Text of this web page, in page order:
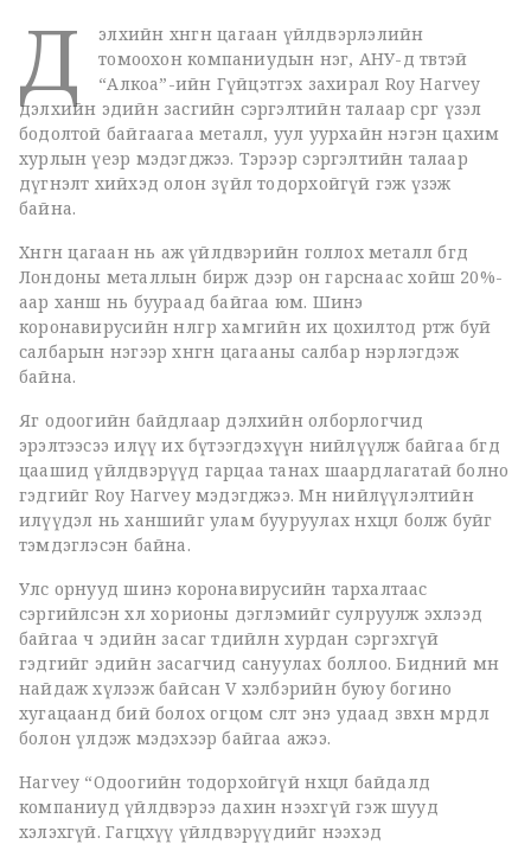
Д
элхийн хөнгөн цагаан үйлдвэрлэлийн
томоохон компаниудын нэг, АНУ-д төвтэй
“Алкоа”-ийн Гүйцэтгэх захирал Roy Harvey
дэлхийн эдийн засгийн сэргэлтийн талаар сөрөг үзэл
бодолтой байгаагаа металл, уул уурхайн нэгэн цахим
хурлын үеэр мэдэгджээ. Тэрээр сэргэлтийн талаар
дүгнэлт хийхэд олон зүйл тодорхойгүй гэж үзэж
байна.
Хөнгөн цагаан нь аж үйлдвэрийн голлох металл бөгөөд
Лондоны металлын бирж дээр он гарснаас хойш 20%-
аар ханш нь буураад байгаа юм. Шинэ
коронавирусийн нөлөөгөөр хамгийн их цохилтод өртөж буй
салбарын нэгээр хөнгөн цагааны салбар нэрлэгдэж
байна.
Яг одоогийн байдлаар дэлхийн олборлогчид
эрэлтээсээ илүү их бүтээгдэхүүн нийлүүлж байгаа бөгөөд
цаашид үйлдвэрүүд гарцаа танах шаардлагатай болно
гэдгийг Roy Harvey мэдэгджээ. Мөн нийлүүлэлтийн
илүүдэл нь ханшийг улам бууруулах нөхцөл болж буйг
тэмдэглэсэн байна.
Улс орнууд шинэ коронавирусийн тархалтаас
сэргийлсэн хөл хорионы дэглэмийг сулруулж эхлээд
байгаа ч эдийн засаг төдийлөн хурдан сэргэхгүй
гэдгийг эдийн засагчид сануулах боллоо. Бидний өмнө
найдаж хүлээж байсан V хэлбэрийн буюу богино
хугацаанд бий болох огцом өсөлт энэ удаад зөвхөн мөрөөдөл
болон үлдэж мэдэхээр байгаа ажээ.
Harvey “Одоогийн тодорхойгүй нөхцөл байдалд
компаниуд үйлдвэрээ дахин нээхгүй гэж шууд
хэлэхгүй. Гагцхүү үйлдвэрүүдийг нээхэд